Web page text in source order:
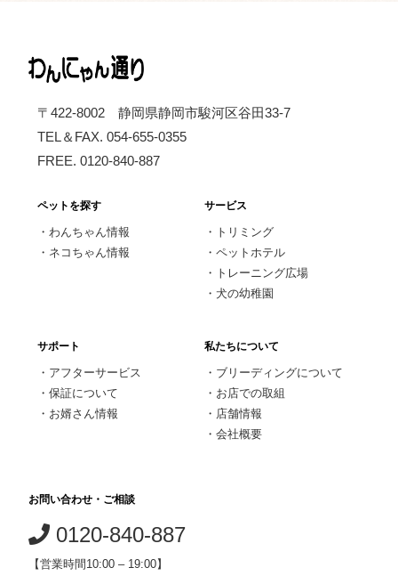
〒422-8002 静岡県静岡市駿河区谷田33-7
TEL＆FAX. 054-655-0355
FREE. 0120-840-887
ペットを探す
・ わんちゃん情報
・ ネコちゃん情報
サービス
・ トリミング
・ペットホテル
・ トレーニング広場
・犬の幼稚園
サポート
・ アフターサービス
・保証について
・ お婿さん情報
私たちについて
・ ブリーディングについて
・ お店での取組
・ 店舗情報
・会社概要
お問い合わせ・ご相談
0120-840-887
【営業時間10:00 – 19:00】